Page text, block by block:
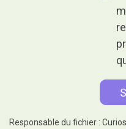
Responsable du fichier :